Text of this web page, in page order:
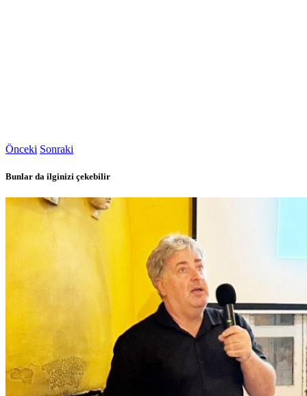
Önceki Sonraki
Bunlar da ilginizi çekebilir